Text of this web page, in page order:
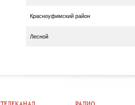
Красноуфимский район
Лесной